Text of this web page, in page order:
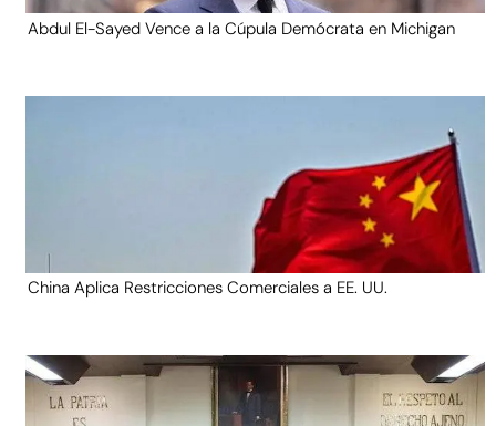
Abdul El-Sayed Vence a la Cúpula Demócrata en Michigan
China Aplica Restricciones Comerciales a EE. UU.